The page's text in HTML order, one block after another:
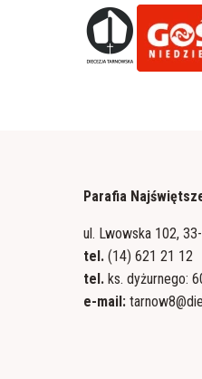
Parafia
ul. Lwowska 102,
tel. (14) 621 21 12
tel. ks. dyżurnego:
e-mail: